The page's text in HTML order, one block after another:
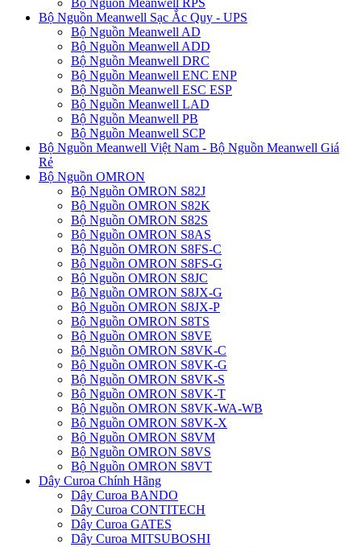
Bộ Nguồn Meanwell RPS
Bộ Nguồn Meanwell Sạc Ắc Quy - UPS
Bộ Nguồn Meanwell AD
Bộ Nguồn Meanwell ADD
Bộ Nguồn Meanwell DRC
Bộ Nguồn Meanwell ENC ENP
Bộ Nguồn Meanwell ESC ESP
Bộ Nguồn Meanwell LAD
Bộ Nguồn Meanwell PB
Bộ Nguồn Meanwell SCP
Bộ Nguồn Meanwell Việt Nam - Bộ Nguồn Meanwell Giá
Rẻ
Bộ Nguồn OMRON
Bộ Nguồn OMRON S82J
Bộ Nguồn OMRON S82K
Bộ Nguồn OMRON S82S
Bộ Nguồn OMRON S8AS
Bộ Nguồn OMRON S8FS-C
Bộ Nguồn OMRON S8FS-G
Bộ Nguồn OMRON S8JC
Bộ Nguồn OMRON S8JX-G
Bộ Nguồn OMRON S8JX-P
Bộ Nguồn OMRON S8TS
Bộ Nguồn OMRON S8VE
Bộ Nguồn OMRON S8VK-C
Bộ Nguồn OMRON S8VK-G
Bộ Nguồn OMRON S8VK-S
Bộ Nguồn OMRON S8VK-T
Bộ Nguồn OMRON S8VK-WA-WB
Bộ Nguồn OMRON S8VK-X
Bộ Nguồn OMRON S8VM
Bộ Nguồn OMRON S8VS
Bộ Nguồn OMRON S8VT
Dây Curoa Chính Hãng
Dây Curoa BANDO
Dây Curoa CONTITECH
Dây Curoa GATES
Dây Curoa MITSUBOSHI